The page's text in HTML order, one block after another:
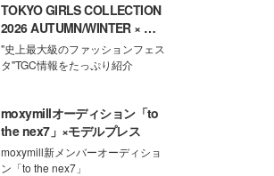
TOKYO GIRLS COLLECTION
2026 AUTUMN/WINTER × モ
デルプレス
"史上最大級のファッションフェス
タ"TGC情報をたっぷり紹介
moxymillオーディション「to
the nex7」×モデルプレス
moxymill新メンバーオーディショ
ン「to the nex7」